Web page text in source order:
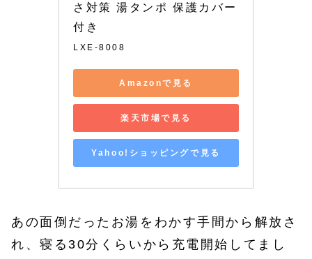
さ対策 湯タンポ 保護カバー
付き
LXE-8008
Amazonで見る
楽天市場で見る
Yahoo!ショッピングで見る
あの面倒だったお湯をわかす手間から解放さ
れ、寝る30分くらいから充電開始してまし